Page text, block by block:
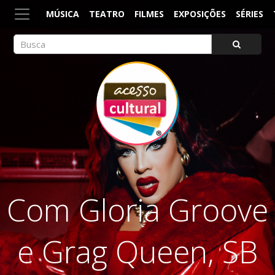
MÚSICA TEATRO FILMES EXPOSIÇÕES SÉRIES
ACESSO CULTURAL
Arte, Cultura Pop e Entretenimento
Com Gloria Groove
e Grag Queen, SB